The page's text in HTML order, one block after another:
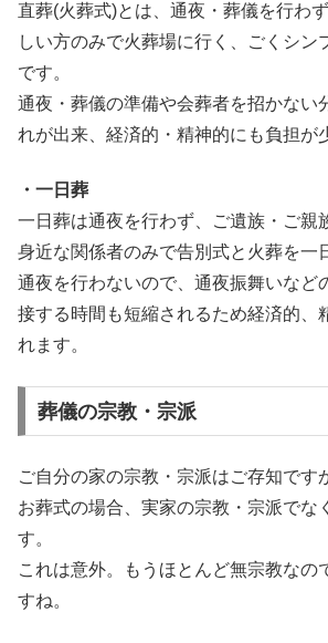
直葬(火葬式)とは、通夜・葬儀を行わ
しい方のみで火葬場に行く、ごくシン
です。
通夜・葬儀の準備や会葬者を招かない
れが出来、経済的・精神的にも負担が
・一日葬
一日葬は通夜を行わず、ご遺族・ご親
身近な関係者のみで告別式と火葬を一
通夜を行わないので、通夜振舞いなど
接する時間も短縮されるため経済的、
れます。
葬儀の宗教・宗派
ご自分の家の宗教・宗派はご存知です
お葬式の場合、実家の宗教・宗派でな
す。
これは意外。もうほとんど無宗教なの
すね。